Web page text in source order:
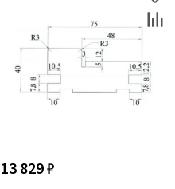
13 829 ₽